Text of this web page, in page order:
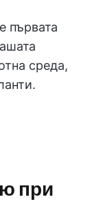
първата
среда,
при